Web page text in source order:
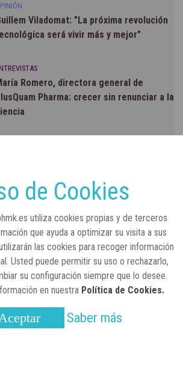
Viladomat: "La próxima revolución
será vivir más y mejor"
Romero, directora general de
Pharma: crecer sin renunciar a la
impulsa "Razones de Peso" para
la obesidad
ENTRE BASTIDORES
Real Academia Nacional de Farmacia: un
la sociedad actual
de Cookies
utiliza cookies propias y de terceros
que ayuda a optimizar su visita a sus
las cookies para recoger información
Usted puede permitir su uso o rechazarlo,
su configuración siempre que lo desee.
en nuestra Política de Cookies.
Saber más